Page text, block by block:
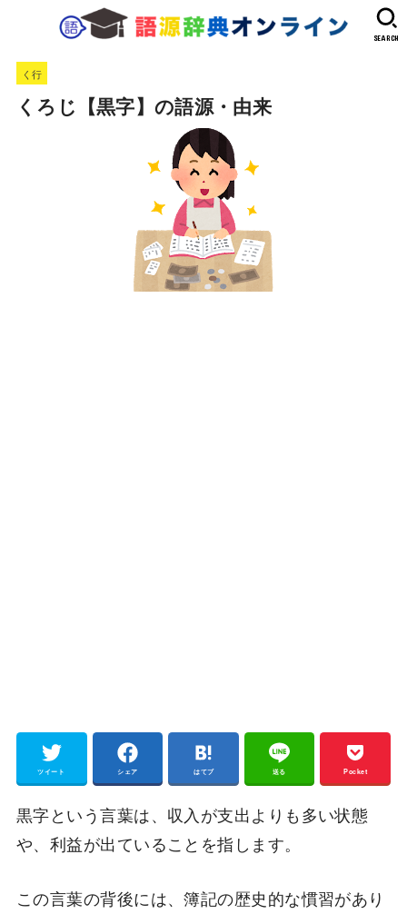
SEARCH
く行
くろじ【黒字】の語源・由来
ツイート シェア はてブ 送る Pocket
黒字という言葉は、収入が支出よりも多い状態
や、利益が出ていることを指します。
この言葉の背後には、簿記の歴史的な慣習があり